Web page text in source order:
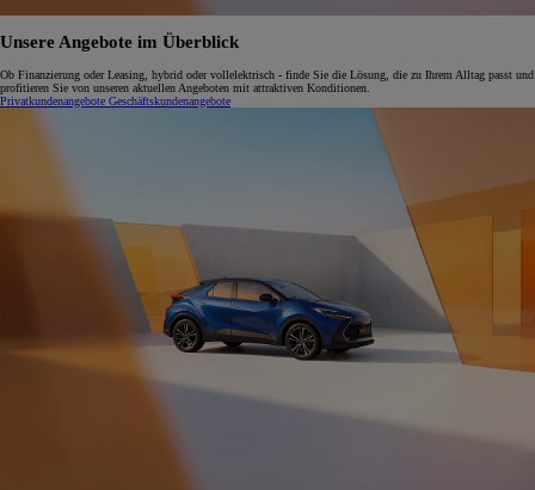
Unsere Angebote im Überblick
Ob Finanzierung oder Leasing, hybrid oder vollelektrisch - finde Sie die Lösung, die zu Ihrem Alltag passt und
profitieren Sie von unseren aktuellen Angeboten mit attraktiven Konditionen.
Privatkundenangebote Geschäftskundenangebote